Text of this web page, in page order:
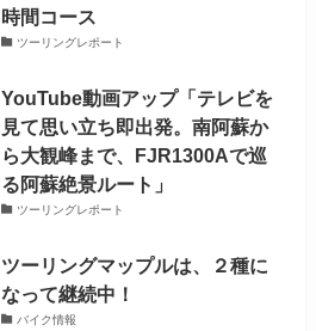
時間コース
ツーリングレポート
YouTube動画アップ「テレビを
見て思い立ち即出発。南阿蘇か
ら大観峰まで、FJR1300Aで巡
る阿蘇絶景ルート」
ツーリングレポート
ツーリングマップルは、２種に
なって継続中！
バイク情報